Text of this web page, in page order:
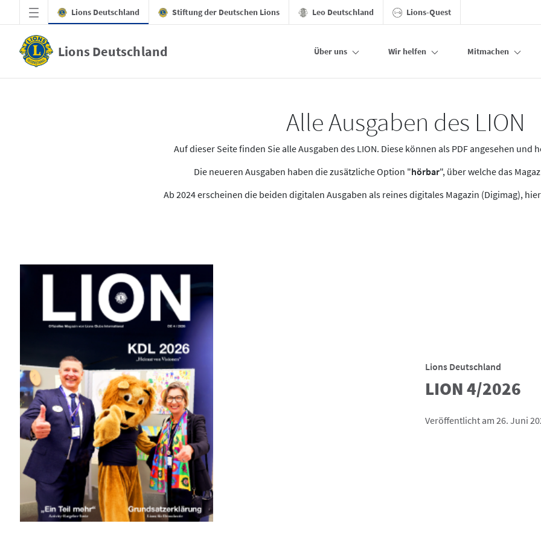
Zum Hauptinhalt springen
Lions Deutschland Stiftung der Deutschen Lions Leo Deutschland Lions-Quest
Lions Deutschland Über uns Wir helfen Mitmachen
Alle Ausgaben des LION
Auf dieser Seite finden Sie alle Ausgaben des LION. Diese können als PDF angesehen und
Die neueren Ausgaben haben die zusätzliche Option "hörbar", über welche das
Ab 2024 erscheinen die beiden digitalen Ausgaben als reines digitales Magazin (Digimag),
Lions Deutschland
LION 4/2026
Veröffentlicht am 26. Juni